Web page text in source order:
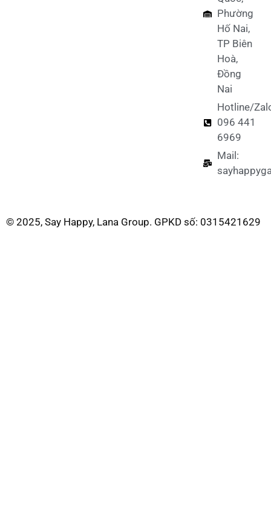
Phường
Hố Nai,
TP Biên
Hoà,
Đồng
Nai
Hotline/
096 441
6969
Mail:
© 2025, Say Happy, Lana Group. GPKD số: 0315421629